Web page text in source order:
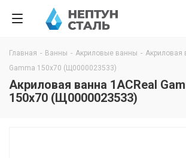
Главная - Ванны - Акриловые ванны - Акриловая
Gamma 150х70 (Щ0000023533)
Акриловая ванна 1ACReal
150х70 (Щ0000023533)